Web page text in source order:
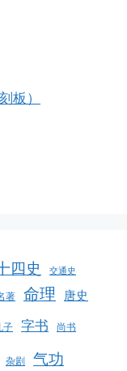
板）
四史 交通史
著 命理 唐史
子 字书 尚书
杂剧 气功